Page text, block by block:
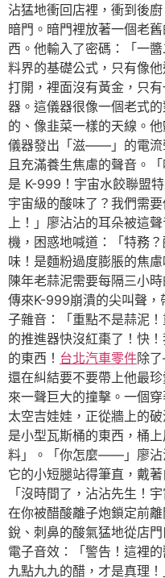
沾猛地衝回店裡，衝到後
暗門。暗門裡放著一個老
西。他輸入了密碼：「一
料界的基礎公式，只有像
打開，裡面沒有黃金，只
器。這儀器很像一個老式
的、像韭菜一樣的天線。
儀器發出「滋——」的電流
且充滿養生焦慮的聲音。
是 K-999！宇宙水餃聯盟
宇宙級的酸味了？我們需
上！」廖沾沾的耳朵被這
機，困惑地喊道：「特務
味！是麵粉過度膨脹的焦
陳年老蒜泥需要每隔三小
傳來K-999崩潰的尖叫聲，
子雜音：「重點不是蒜泥
的推進器快沒紅棗了！快
的東西！ 台北汽車零件除
還在糾結要不要帶上他最
來一聲巨大的撞擊。一個
太空吉娃娃，正從牆上的
是小型瓦斯桶的東西，桶
料」。「你怎麼——」廖沾
它的小短腿站得筆直，戴
「沒時間了，沾沾先生！
在你被醋酸離子炮鎖定前
銳、刺鼻的酸氣猛地從店
電子音效：「警告！這裡
九點九九的醋，才是真理